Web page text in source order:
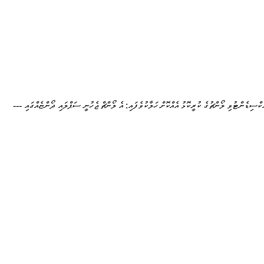
ލޯންޗުގެ ކުރީކޮޅު އެއްކޮށް ހަލާކުވެފައި: އެ ލޯންޗް ޖެހުނީ ސަޕްލައި ދޯންޏެއްގައި ---